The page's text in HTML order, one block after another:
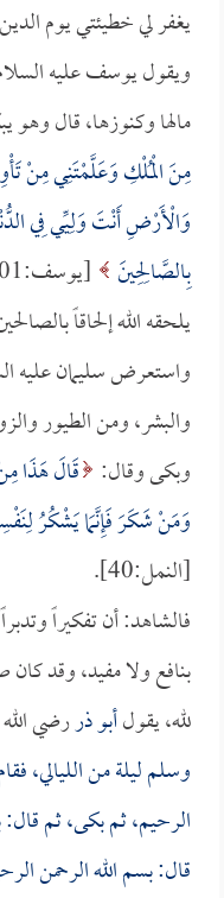
يغفر لي خطيئتي يوم
ويقول يوسف عليه
مالها وكنوزها، قال
مِنَ الْمُلْكِ وَعَلَّمْتَنِي مِنْ
وَالْأَرْضِ أَنْتَ وَلِيِّي فِي
بِالصَّالِحِينَ
يلحقه الله إلحاقاً
واستعرض سليمان عليه
والبشر، ومن الطيور
وبكى وقال: قَالَ هَذَا
وَمَنْ شَكَرَ فَإِنَّمَا يَشْكُرُ
[النمل:40].
فالشاهد: أن تفكيراً
بنافع ولا مفيد، وقد
لله، يقولأبو ذررضي
وسلم ليلة من الليالي،
الرحيم، ثم بكى، ثم
قال: بسم الله الرحمن